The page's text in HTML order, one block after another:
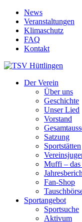
News
Veranstaltungen
Klimaschutz
FAQ
Kontakt
Der Verein
Über uns
Geschichte
Unser Lied
Vorstand
Satzung
Sportstätten
Muffi – das
Fan-Shop
Sportangebot
Sportsuche
Aktivum